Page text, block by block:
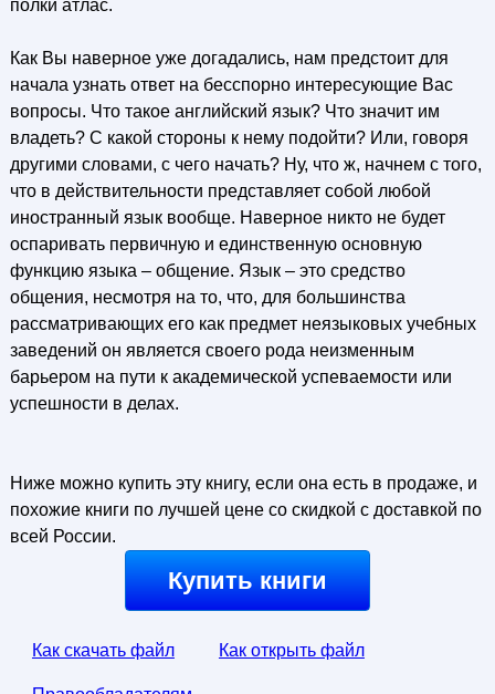
полки атлас.
Как Вы наверное уже догадались, нам предстоит для
начала узнать ответ на бесспорно интересующие Вас
вопросы. Что такое английский язык? Что значит им
владеть? С какой стороны к нему подойти? Или, говоря
другими словами, с чего начать? Ну, что ж, начнем с того,
что в действительности представляет собой любой
иностранный язык вообще. Наверное никто не будет
оспаривать первичную и единственную основную
функцию языка – общение. Язык – это средство
общения, несмотря на то, что, для большинства
рассматривающих его как предмет неязыковых учебных
заведений он является своего рода неизменным
барьером на пути к академической успеваемости или
успешности в делах.
Ниже можно купить эту книгу, если она есть в продаже, и
похожие книги по лучшей цене со скидкой с доставкой по
всей России.
Купить книги
Как скачать файл Как открыть файл